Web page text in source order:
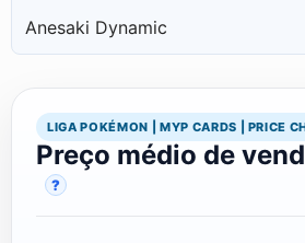
Anesaki Dynamic
LIGA POKÉMON | MYP CARDS | PRICE
Preço médio de
?